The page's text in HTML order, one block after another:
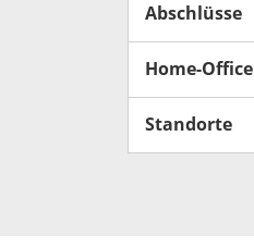
Abschlüsse
Home-Office
Standorte